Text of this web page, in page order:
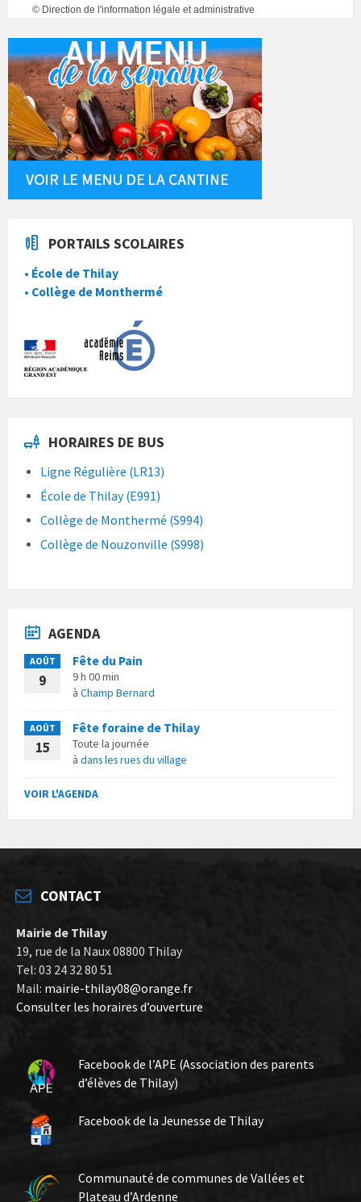
© Direction de l'information légale et administrative
PORTAILS SCOLAIRES
• École de Thilay
• Collège de Monthermé
HORAIRES DE BUS
Ligne Régulière (LR13)
École de Thilay (E991)
Collège de Monthermé (S994)
Collège de Nouzonville (S998)
AGENDA
AOÛT
9
Fête du Pain
9 h 00 min
à Champ Bernard
AOÛT
15
Fête foraine de Thilay
Toute la journée
à dans les rues du village
VOIR L'AGENDA
CONTACT
Mairie de Thilay
19, rue de la Naux 08800 Thilay
Tel: 03 24 32 80 51
Mail: mairie-thilay08@orange.fr
Consulter les horaires d’ouverture
Facebook de l’APE (Association des parents
d’élèves de Thilay)
Facebook de la Jeunesse de Thilay
Communauté de communes de Vallées et
Plateau d’Ardenne